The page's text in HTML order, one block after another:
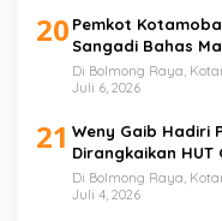
20 Pemkot
Sangadi Bahas
Di Bolmong Raya,
Juli 6, 2026
21 Weny Gaib Hadiri
Dirangkaikan HUT
Di Bolmong Raya,
Juli 4, 2026